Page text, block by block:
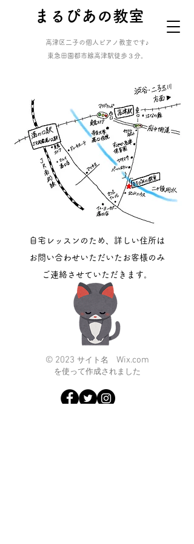
​まるぴあの教室
高津区二子の個人ピアノ教室です♪
​東急田園都市線高津駅徒歩３分。
自宅レッスンのため、​詳しい住所は
お問い合わせいただいた お客様のみ
ご連絡させていただきます。
© 2023 サイト名 Wix.com
を使って作成されました